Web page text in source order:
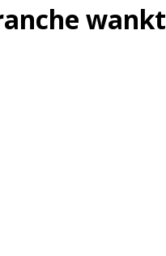
wankt